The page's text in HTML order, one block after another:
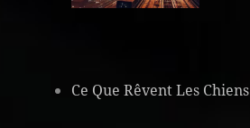
Ce Que Rêvent Les Chiens